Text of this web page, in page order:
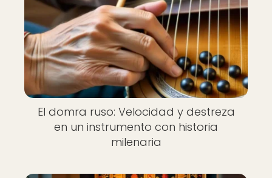
El domra ruso: Velocidad y destreza
en un instrumento con historia
milenaria